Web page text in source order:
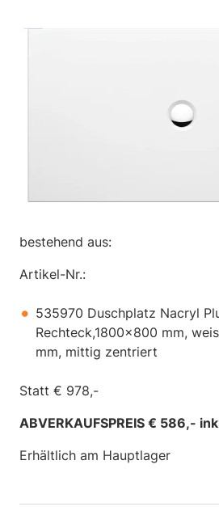
bestehend aus:
Artikel-Nr.:
535970 Duschplatz Nacryl
Rechteck,1800x800 mm,
mm, mittig zentriert
Statt € 978,-
ABVERKAUFSPREIS € 586,-
Erhältlich am Hauptlager